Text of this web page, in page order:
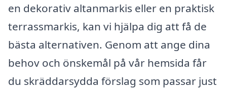
en dekorativ altanmarkis eller en praktisk
terrassmarkis, kan vi hjälpa dig att få de
bästa alternativen. Genom att ange dina
behov och önskemål på vår hemsida får
du skräddarsydda förslag som passar just